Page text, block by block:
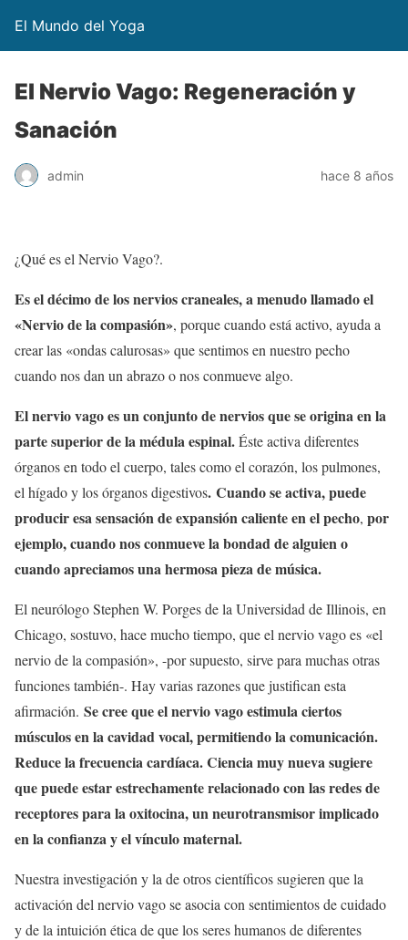
El Mundo del Yoga
El Nervio Vago: Regeneración y
Sanación
admin hace 8 años
¿Qué es el Nervio Vago?.
Es el décimo de los nervios craneales, a menudo llamado el
«Nervio de la compasión», porque cuando está activo, ayuda a
crear las «ondas calurosas» que sentimos en nuestro pecho
cuando nos dan un abrazo o nos conmueve algo.
El nervio vago es un conjunto de nervios que se origina en la
parte superior de la médula espinal.Éste activa diferentes
órganos en todo el cuerpo, tales como el corazón, los pulmones,
el hígado y los órganos digestivos. Cuando se activa, puede
producir esa sensación de expansión caliente en el pecho, por
ejemplo, cuando nos conmueve la bondad de alguien o
cuando apreciamos una hermosa pieza de música.
El neurólogo Stephen W. Porges de la Universidad de Illinois, en
Chicago, sostuvo, hace mucho tiempo, que el nervio vago es «el
nervio de la compasión», -por supuesto, sirve para muchas otras
funciones también-. Hay varias razones que justifican esta
afirmación. Se cree que el nervio vago estimula ciertos
músculos en la cavidad vocal, permitiendo la comunicación.
Reduce la frecuencia cardíaca. Ciencia muy nueva sugiere
que puede estar estrechamente relacionado con las redes de
receptores para la oxitocina, un neurotransmisor implicado
en la confianza y el vínculo maternal.
Nuestra investigación y la de otros científicos sugieren que la
activación del nervio vago se asocia con sentimientos de cuidado
y de la intuición ética de que los seres humanos de diferentes